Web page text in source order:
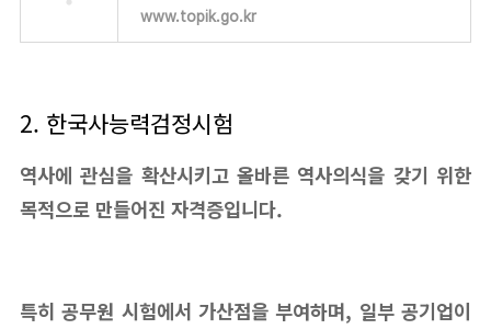
www.topik.go.kr
2. 한국사능력검정시험
역사에 관심을 확산시키고 올바른 역사의식을 갖기 위한
목적으로 만들어진 자격증입니다.
특히 공무원 시험에서 가산점을 부여하며, 일부 공기업이